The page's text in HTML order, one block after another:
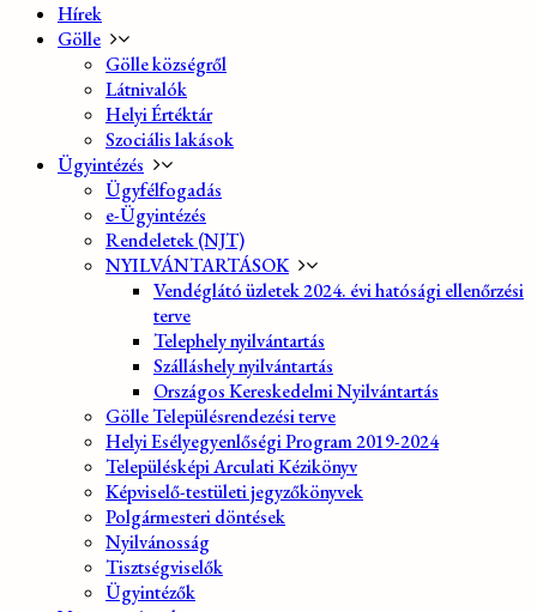
Hírek
Gölle
Gölle községről
Látnivalók
Helyi Értéktár
Szociális lakások
Ügyintézés
Ügyfélfogadás
e-Ügyintézés
Rendeletek (NJT)
NYILVÁNTARTÁSOK
Vendéglátó üzletek 2024. évi hatósági ellenőrzési
terve
Telephely nyilvántartás
Szálláshely nyilvántartás
Országos Kereskedelmi Nyilvántartás
Gölle Településrendezési terve
Helyi Esélyegyenlőségi Program 2019-2024
Településképi Arculati Kézikönyv
Képviselő-testületi jegyzőkönyvek
Polgármesteri döntések
Nyilvánosság
Tisztségviselők
Ügyintézők